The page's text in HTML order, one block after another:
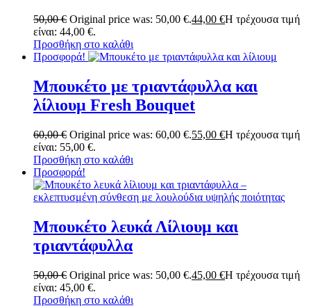
50,00€ Original price was: 50,00 €.44,00 €Η τρέχουσα τιμή
είναι: 44,00 €.
Προσθήκη στο καλάθι
Προσφορά!
Μπουκέτο με τριαντάφυλλα και
λίλιουμ Fresh Bouquet
60,00€ Original price was: 60,00 €.55,00 €Η τρέχουσα τιμή
είναι: 55,00 €.
Προσθήκη στο καλάθι
Προσφορά!
Μπουκέτο λευκά Λίλιουμ και
τριαντάφυλλα
50,00€ Original price was: 50,00 €.45,00 €Η τρέχουσα τιμή
είναι: 45,00 €.
Προσθήκη στο καλάθι